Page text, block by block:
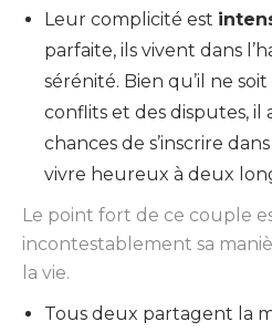
Leur complicité est
parfaite, ils vivent dans
sérénité. Bien qu’il ne soit
conflits et des disputes, il
chances de s’inscrire
vivre heureux à deux
Le point fort de ce couple
incontestablement sa
la vie.
Tous deux partagent la